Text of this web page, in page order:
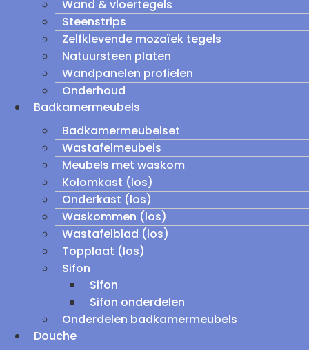
Wand & vloertegels
Steenstrips
Zelfklevende mozaïek tegels
Natuursteen platen
Wandpanelen profielen
Onderhoud
Badkamermeubels
Badkamermeubelset
Wastafelmeubels
Meubels met waskom
Kolomkast (los)
Onderkast (los)
Waskommen (los)
Wastafelblad (los)
Topplaat (los)
Sifon
Sifon
Sifon onderdelen
Onderdelen badkamermeubels
Douche